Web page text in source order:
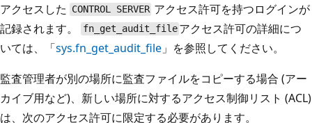
アクセスした
CONTROL SERVER アクセス許可を持つログインが
記録されます。
fn_get_audit_file アクセス許可の詳細につ
いては、「sys.fn_get_audit_file 」を参照してください。
監査管理者が別の場所に監査ファイルをコピーする場合 (アー
カイブ用など)、新しい場所に対するアクセス制御リスト (ACL)
は、次のアクセス許可に限定する必要があります。